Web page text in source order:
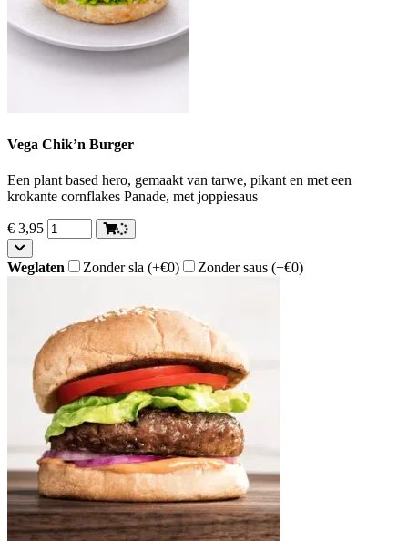
Vega Chik’n Burger
Een plant based hero, gemaakt van tarwe, pikant en met een
krokante cornflakes Panade, met joppiesaus
€ 3,95
Weglaten Zonder sla (+€0) Zonder saus (+€0)